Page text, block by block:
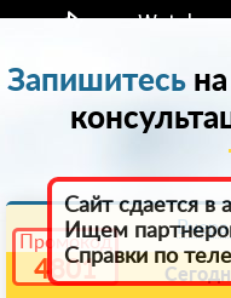
Промокод
4801
Запишитесьна
Сайт сдается в
Ищем
Справки по